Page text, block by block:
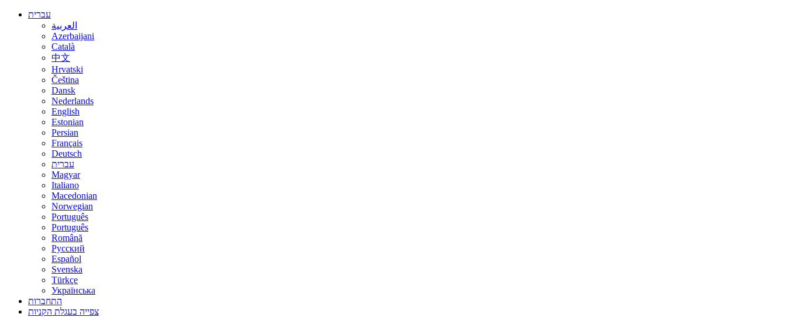
עברית
العربية
Azerbaijani
Català
中文
Hrvatski
Čeština
Dansk
Nederlands
English
Estonian
Persian
Français
Deutsch
עברית
Magyar
Italiano
Macedonian
Norwegian
Português
Português
Română
Русский
Español
Svenska
Türkçe
Українська
התחברות
צפייה בעגלת הקניות